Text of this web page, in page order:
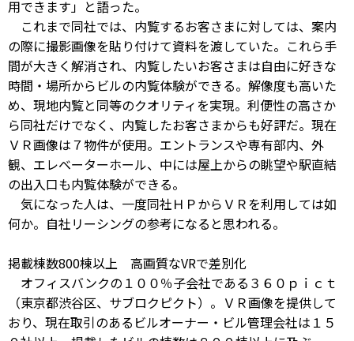
用できます」と語った。
これまで同社では、内覧するお客さまに対しては、案内
の際に撮影画像を貼り付けて資料を渡していた。これら手
間が大きく解消され、内覧したいお客さまは自由に好きな
時間・場所からビルの内覧体験ができる。解像度も高いた
め、現地内覧と同等のクオリティを実現。利便性の高さか
ら同社だけでなく、内覧したお客さまからも好評だ。現在
ＶＲ画像は７物件が使用。エントランスや専有部内、外
観、エレベーターホール、中には屋上からの眺望や駅直結
の出入口も内覧体験ができる。
気になった人は、一度同社ＨＰからＶＲを利用しては如
何か。自社リーシングの参考になると思われる。
掲載棟数800棟以上 高画質なVRで差別化
オフィスバンクの１００％子会社である３６０ｐｉｃｔ
（東京都渋谷区、サブロクピクト）。ＶＲ画像を提供して
おり、現在取引のあるビルオーナー・ビル管理会社は１５